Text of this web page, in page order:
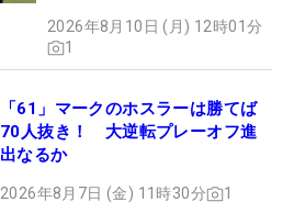
2026年8月10日 (月) 12時01分
1
「61」マークのホスラーは勝てば
70人抜き！ 大逆転プレーオフ進
出なるか
2026年8月7日 (金) 11時30分 1